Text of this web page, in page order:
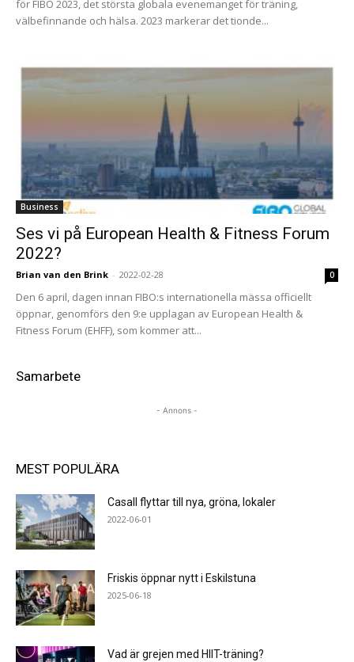
för FIBO 2023, det största globala evenemanget för träning,
välbefinnande och hälsa. 2023 markerar det tionde...
Business
Ses vi på European Health & Fitness Forum
2022?
Brian van den Brink - 2022-02-28 0
Den 6 april, dagen innan FIBO:s internationella mässa officiellt
öppnar, genomförs den 9:e upplagan av European Health &
Fitness Forum (EHFF), som kommer att...
Samarbete
- Annons -
MEST POPULÄRA
Casall flyttar till nya, gröna, lokaler
2022-06-01
Friskis öppnar nytt i Eskilstuna
2025-06-18
Vad är grejen med HIIT-träning?